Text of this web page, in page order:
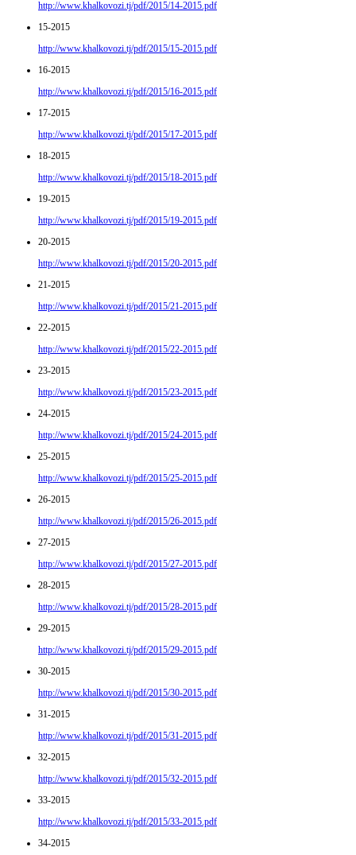
http://www.khalkovozi.tj/pdf/2015/14-2015.pdf
15-2015
http://www.khalkovozi.tj/pdf/2015/15-2015.pdf
16-2015
http://www.khalkovozi.tj/pdf/2015/16-2015.pdf
17-2015
http://www.khalkovozi.tj/pdf/2015/17-2015.pdf
18-2015
http://www.khalkovozi.tj/pdf/2015/18-2015.pdf
19-2015
http://www.khalkovozi.tj/pdf/2015/19-2015.pdf
20-2015
http://www.khalkovozi.tj/pdf/2015/20-2015.pdf
21-2015
http://www.khalkovozi.tj/pdf/2015/21-2015.pdf
22-2015
http://www.khalkovozi.tj/pdf/2015/22-2015.pdf
23-2015
http://www.khalkovozi.tj/pdf/2015/23-2015.pdf
24-2015
http://www.khalkovozi.tj/pdf/2015/24-2015.pdf
25-2015
http://www.khalkovozi.tj/pdf/2015/25-2015.pdf
26-2015
http://www.khalkovozi.tj/pdf/2015/26-2015.pdf
27-2015
http://www.khalkovozi.tj/pdf/2015/27-2015.pdf
28-2015
http://www.khalkovozi.tj/pdf/2015/28-2015.pdf
29-2015
http://www.khalkovozi.tj/pdf/2015/29-2015.pdf
30-2015
http://www.khalkovozi.tj/pdf/2015/30-2015.pdf
31-2015
http://www.khalkovozi.tj/pdf/2015/31-2015.pdf
32-2015
http://www.khalkovozi.tj/pdf/2015/32-2015.pdf
33-2015
http://www.khalkovozi.tj/pdf/2015/33-2015.pdf
34-2015